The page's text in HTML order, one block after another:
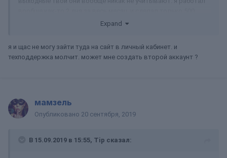
кредитов. бана не было. их это устроило.
Expand
я и щас не могу зайти туда на сайт в личный кабинет. и
техподдержка молчит. может мне создать второй аккаунт ?
мамзель
Опубликовано 20 сентября, 2019
В 15.09.2019 в 15:55, Tip сказал: